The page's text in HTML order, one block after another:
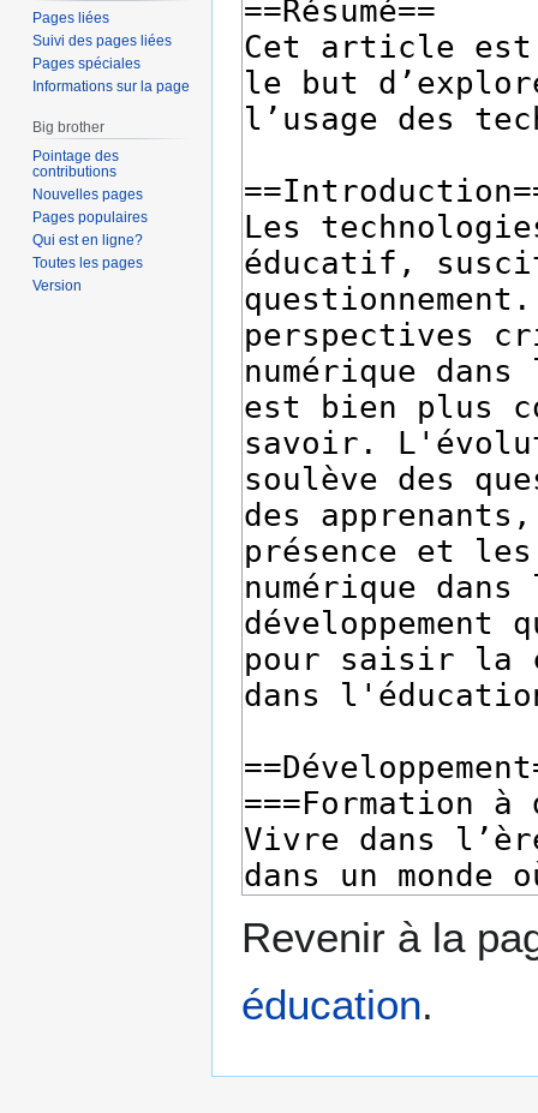
Revenir à la
éducation.
Pages liées
Suivi des pages liées
Pages spéciales
Informations sur la page
Big brother
Pointage des
contributions
Nouvelles pages
Pages populaires
Qui est en ligne?
Toutes les pages
Version